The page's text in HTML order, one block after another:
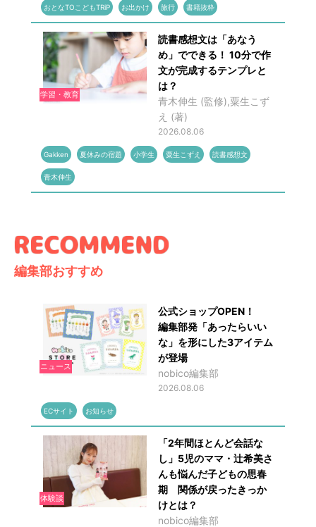
おとなTOこどもTRiP お出かけ 旅行 書籍抜粋
学習・教育
読書感想文は「あなう
め」でできる！ 10分で作
文が完成するテンプレと
は？
青木伸生 (監修),粟生こず
え (著)
2026.08.06
Gakken 夏休みの宿題 小学生 粟生こずえ 読書感想文
青木伸生
編集部おすすめ
ニュース
公式ショップOPEN！
編集部発「あったらいい
な」を形にした3アイテム
が登場
nobico編集部
2026.08.06
ECサイト お知らせ
体験談
「2年間ほとんど会話な
し」5児のママ・辻希美さ
んも悩んだ子どもの思春
期 関係が戻ったきっか
けとは？
nobico編集部